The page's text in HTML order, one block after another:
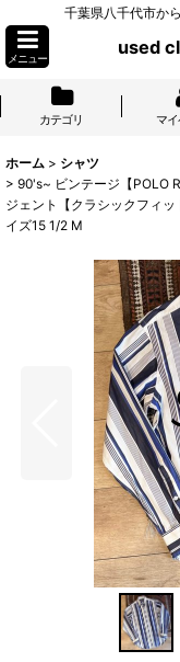
千葉県八千代市か
メニュー
used
カテゴリ マ
ホーム > シャツ
> 90's~ ビンテージ【POLO
ジェント【クラシックフィ
イズ15 1/2 M